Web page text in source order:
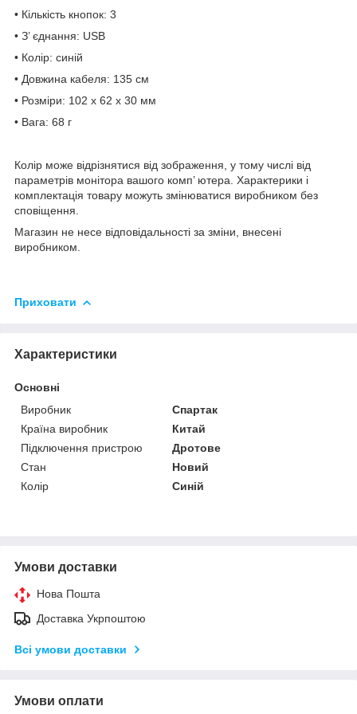
• Кількість кнопок: 3
• З’ єднання: USB
• Колір: синій
• Довжина кабеля: 135 см
• Розміри: 102 х 62 х 30 мм
• Вага: 68 г
Колір може відрізнятися від зображення, у тому числі від
параметрів монітора вашого комп’ ютера. Характерики і
комплектація товару можуть змінюватися виробником без
сповіщення.
Магазин не несе відповідальності за зміни, внесені
виробником.
Приховати
Характеристики
Основні
Виробник
Спартак
Країна виробник
Китай
Підключення пристрою
Дротове
Стан
Новий
Колір
Синій
Умови доставки
Нова Пошта
Доставка Укрпоштою
Всі умови доставки
Умови оплати